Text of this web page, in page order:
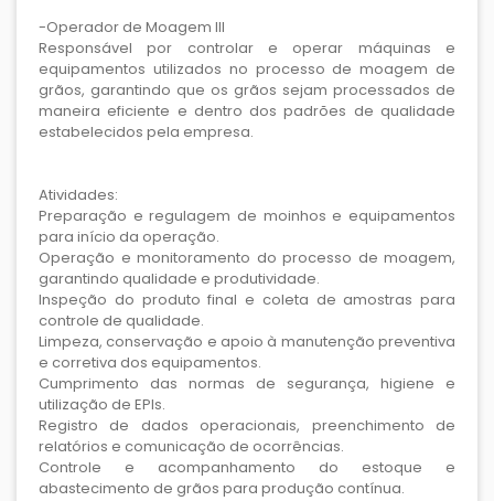
-Operador de Moagem III
Responsável por controlar e operar máquinas e
equipamentos utilizados no processo de moagem de
grãos, garantindo que os grãos sejam processados de
maneira eficiente e dentro dos padrões de qualidade
estabelecidos pela empresa.
Atividades:
Preparação e regulagem de moinhos e equipamentos
para início da operação.
Operação e monitoramento do processo de moagem,
garantindo qualidade e produtividade.
Inspeção do produto final e coleta de amostras para
controle de qualidade.
Limpeza, conservação e apoio à manutenção preventiva
e corretiva dos equipamentos.
Cumprimento das normas de segurança, higiene e
utilização de EPIs.
Registro de dados operacionais, preenchimento de
relatórios e comunicação de ocorrências.
Controle e acompanhamento do estoque e
abastecimento de grãos para produção contínua.